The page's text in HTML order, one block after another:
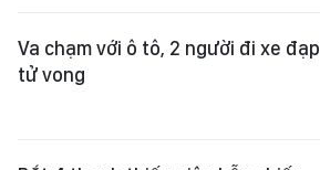
Va chạm với ô tô, 2 người đi xe đạp
tử vong